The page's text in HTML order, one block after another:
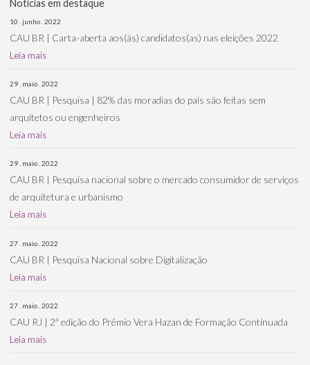
Notícias em destaque
10 . junho . 2022
CAU BR | Carta-aberta aos(às) candidatos(as) nas eleições 2022
Leia mais
29 . maio . 2022
CAU BR | Pesquisa | 82% das moradias do país são feitas sem
arquitetos ou engenheiros
Leia mais
29 . maio . 2022
CAU BR | Pesquisa nacional sobre o mercado consumidor de serviços
de arquitetura e urbanismo
Leia mais
27 . maio . 2022
CAU BR | Pesquisa Nacional sobre Digitalização
Leia mais
27 . maio . 2022
CAU RJ | 2ª edição do Prêmio Vera Hazan de Formação Continuada
Leia mais